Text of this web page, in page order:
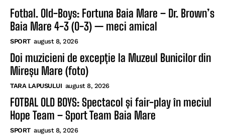
Fotbal. Old-Boys: Fortuna Baia Mare – Dr. Brown’s
Baia Mare 4-3 (0-3) — meci amical
SPORT august 8, 2026
Doi muzicieni de excepție la Muzeul Bunicilor din
Mireșu Mare (foto)
TARA LAPUSULUI august 8, 2026
FOTBAL OLD BOYS: Spectacol și fair-play în meciul
Hope Team – Sport Team Baia Mare
SPORT august 8, 2026